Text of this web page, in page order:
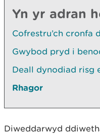
Yn yr adran
Cofrestru’ch cronfa
Gwybod pryd i
Deall dynodiad risg
Rhagor
Diweddarwyd